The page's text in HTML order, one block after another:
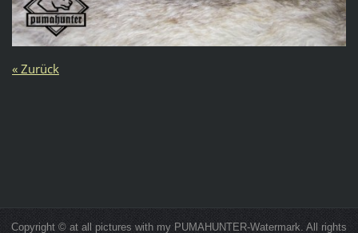
« Zurück
Copyright © at all pictures with my PUMAHUNTER-Watermark. All rights